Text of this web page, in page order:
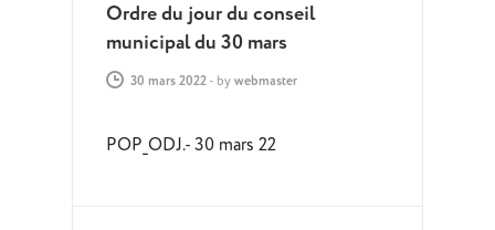
Ordre du jour du conseil
municipal du 30 mars
30 mars 2022- by webmaster
POP_ODJ.- 30 mars 22